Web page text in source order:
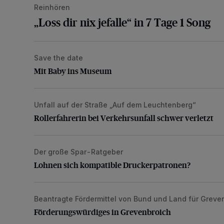
Reinhören
„Loss dir nix jefalle“ in 7 Tage 1 Song
Mit Baby ins Museum
Save the date
Mit Baby ins Museum
Rollerfahrerin bei Verkehrsunfall schwer verletzt
Unfall auf der Straße „Auf dem Leuchtenberg“
Rollerfahrerin bei Verkehrsunfall schwer verletzt
Lohnen sich kompatible Druckerpatronen?
Der große Spar-Ratgeber
Lohnen sich kompatible Druckerpatronen?
Förderungswürdiges in Grevenbroich
Beantragte Fördermittel von Bund und Land für
Förderungswürdiges in Grevenbroich